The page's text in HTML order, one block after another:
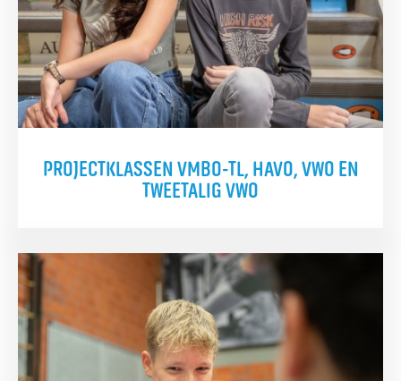
PROJECTKLASSEN VMBO-TL, HAVO, VWO EN
TWEETALIG VWO